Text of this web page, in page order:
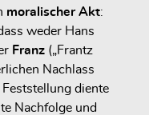
moralischer Akt:
weder Hans
Franz („Frantz
Nachlass
diente
Nachfolge und